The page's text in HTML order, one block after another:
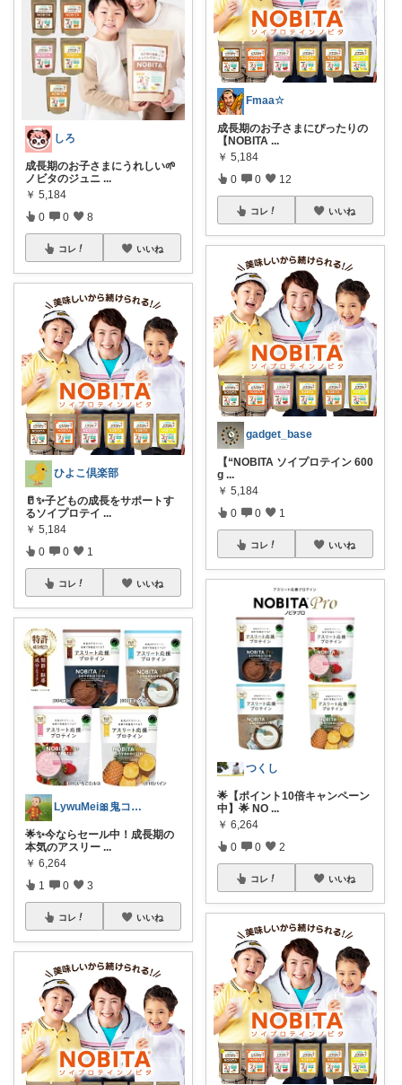
しろ
成長期のお子さまにうれしい🌱
ノビタのジュニ ...
￥ 5,184
0 0 8
コレ いいね
ひよこ倶楽部
🥛✨子どもの成長をサポートす
るソイプロテイ ...
￥ 5,184
0 0 1
コレ いいね
LywuMei🎀鬼コレ踏ん張り中💖
🌟✨今ならセール中！成長期の
本気のアスリー ...
￥ 6,264
1 0 3
コレ いいね
Fmaa☆
成長期のお子さまにぴったりの
【NOBITA ...
￥ 5,184
0 0 12
コレ いいね
gadget_base
【“NOBITA ソイプロテイン 600
g ...
￥ 5,184
0 0 1
コレ いいね
つくし
🌟【ポイント10倍キャンペーン
中】🌟 NO ...
￥ 6,264
0 0 2
コレ いいね